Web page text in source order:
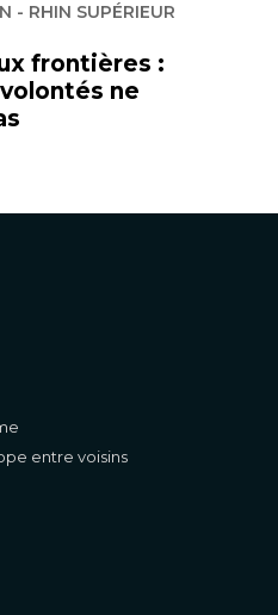
- RHIN SUPÉRIEUR
frontières :
ne
entre voisins